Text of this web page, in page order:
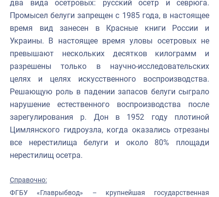
два вида осетровых: русский осетр и севрюга.
Промысел белуги запрещен с 1985 года, в настоящее
время вид занесен в Красные книги России и
Украины. В настоящее время уловы осетровых не
превышают нескольких десятков килограмм и
разрешены только в научно-исследовательских
целях и целях искусственного воспроизводства.
Решающую роль в падении запасов белуги сыграло
нарушение естественного воспроизводства после
зарегулирования р. Дон в 1952 году плотиной
Цимлянского гидроузла, когда оказались отрезаны
все нерестилища белуги и около 80% площади
нерестилищ осетра.
Справочно:
ФГБУ «Главрыбвод» – крупнейшая государственная